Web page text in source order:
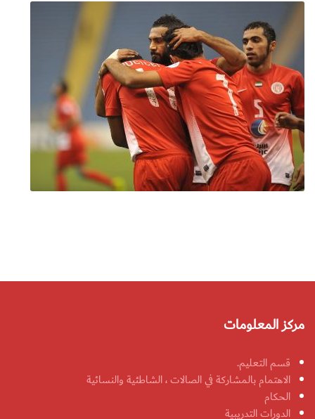
مركز المعلومات
قسم التعليم.
الاهتمام بالمشاركة في الصالات ، الشاطئية والنسائية
الحكام
الدورات التدريبية